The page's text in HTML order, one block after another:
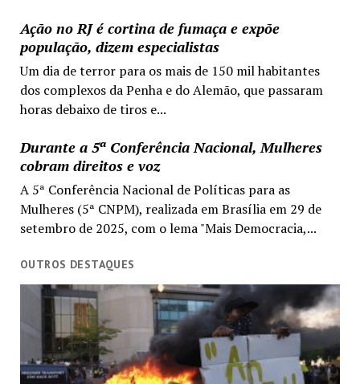
Ação no RJ é cortina de fumaça e expõe
população, dizem especialistas
Um dia de terror para os mais de 150 mil habitantes
dos complexos da Penha e do Alemão, que passaram
horas debaixo de tiros e...
Durante a 5ª Conferência Nacional, Mulheres
cobram direitos e voz
A 5ª Conferência Nacional de Políticas para as
Mulheres (5ª CNPM), realizada em Brasília em 29 de
setembro de 2025, com o lema "Mais Democracia,...
OUTROS DESTAQUES